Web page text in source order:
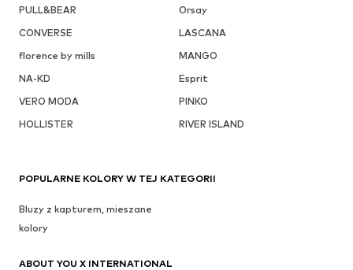
PULL&BEAR
Orsay
CONVERSE
LASCANA
florence by mills
MANGO
NA-KD
Esprit
VERO MODA
PINKO
HOLLISTER
RIVER ISLAND
POPULARNE KOLORY W TEJ KATEGORII
Bluzy z kapturem, mieszane
kolory
ABOUT YOU X INTERNATIONAL